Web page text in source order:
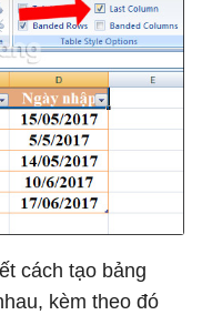
cách tạo bảng
kèm theo đó